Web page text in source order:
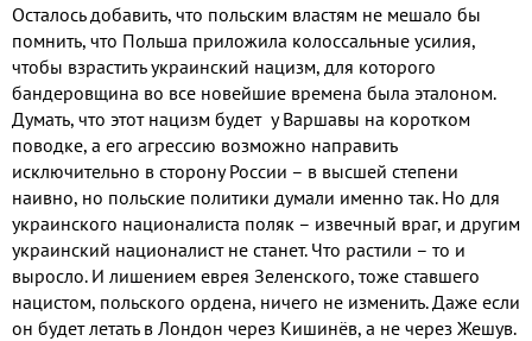
Осталось добавить, что польским властям не мешало бы
помнить, что Польша приложила колоссальные усилия,
чтобы взрастить украинский нацизм, для которого
бандеровщина во все новейшие времена была эталоном.
Думать, что этот нацизм будет у Варшавы на коротком
поводке, а его агрессию возможно направить
исключительно в сторону России – в высшей степени
наивно, но польские политики думали именно так. Но для
украинского националиста поляк – извечный враг, и другим
украинский националист не станет. Что растили – то и
выросло. И лишением еврея Зеленского, тоже ставшего
нацистом, польского ордена, ничего не изменить. Даже если
он будет летать в Лондон через Кишинёв, а не через Жешув.